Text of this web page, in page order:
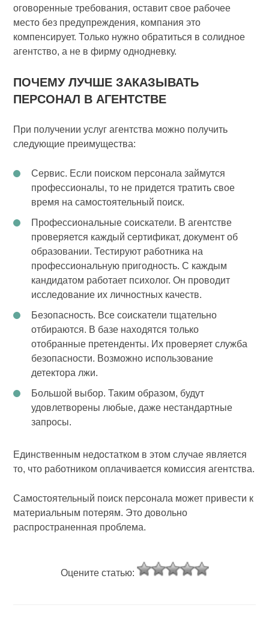
оговоренные требования, оставит свое рабочее
место без предупреждения, компания это
компенсирует. Только нужно обратиться в солидное
агентство, а не в фирму однодневку.
ПОЧЕМУ ЛУЧШЕ ЗАКАЗЫВАТЬ
ПЕРСОНАЛ В АГЕНТСТВЕ
При получении услуг агентства можно получить
следующие преимущества:
Сервис. Если поиском персонала займутся
профессионалы, то не придется тратить свое
время на самостоятельный поиск.
Профессиональные соискатели. В агентстве
проверяется каждый сертификат, документ об
образовании. Тестируют работника на
профессиональную пригодность. С каждым
кандидатом работает психолог. Он проводит
исследование их личностных качеств.
Безопасность. Все соискатели тщательно
отбираются. В базе находятся только
отобранные претенденты. Их проверяет служба
безопасности. Возможно использование
детектора лжи.
Большой выбор. Таким образом, будут
удовлетворены любые, даже нестандартные
запросы.
Единственным недостатком в этом случае является
то, что работником оплачивается комиссия агентства.
Самостоятельный поиск персонала может привести к
материальным потерям. Это довольно
распространенная проблема.
Оцените статью: